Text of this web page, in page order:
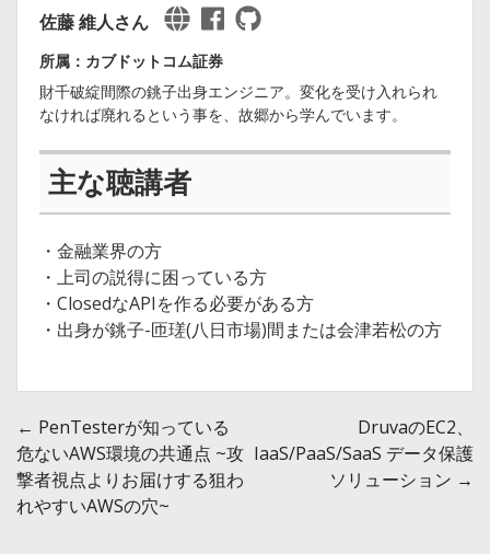
佐藤 維人さん
所属：カブドットコム証券
財千破綻間際の銚子出身エンジニア。変化を受け入れられ
なければ廃れるという事を、故郷から学んでいます。
主な聴講者
・金融業界の方
・上司の説得に困っている方
・ClosedなAPIを作る必要がある方
・出身が銚子-匝瑳(八日市場)間または会津若松の方
投
稿
← PenTesterが知っている
危ないAWS環境の共通点 ~攻
撃者視点よりお届けする狙わ
れやすいAWSの穴~
DruvaのEC2、
IaaS/PaaS/SaaS データ保護
ソリューション →